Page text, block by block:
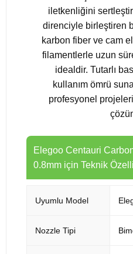
iletkenliğini
direnciyle birleştiren
karbon fiber ve cam
filamentlerle uzun
idealdir. Tutarlı
kullanım ömrü
profesyonel
Elegoo Centauri
0.8mm için Teknik
Uyumlu Model
Nozzle Tipi